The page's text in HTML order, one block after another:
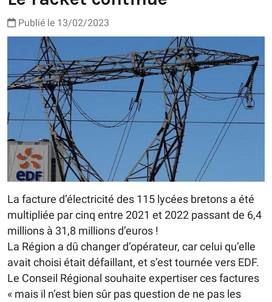
Publié le 13/02/2023
La facture d’électricité des 115 lycées bretons a été
multipliée par cinq entre 2021 et 2022 passant de 6,4
millions à 31,8 millions d’euros !
La Région a dû changer d’opérateur, car celui qu’elle
avait choisi était défaillant, et s’est tournée vers EDF.
Le Conseil Régional souhaite expertiser ces factures
« mais il n’est bien sûr pas question de ne pas les